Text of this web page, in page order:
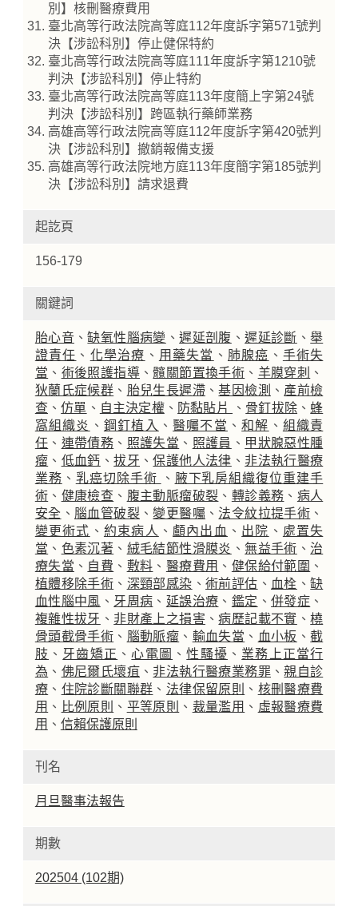
別】核刪醫療費用
臺北高等行政法院高等庭112年度訴字第571號判
決【涉訟科別】停止健保特約
臺北高等行政法院高等庭111年度訴字第1210號
判決【涉訟科別】停止特約
臺北高等行政法院高等庭113年度簡上字第24號
判決【涉訟科別】跨區執行藥師業務
高雄高等行政法院高等庭112年度訴字第420號判
決【涉訟科別】撤銷報備支援
高雄高等行政法院地方庭113年度簡字第185號判
決【涉訟科別】請求退費
起訖頁
156-179
關鍵詞
胎心音 、缺氧性腦病變 、遲延剖腹 、遲延診斷 、舉
證責任 、 化學治療 、 用藥失當 、 肺腺癌 、 手術失
當 、 術後照護指導 、髖關節置換手術 、 羊膜穿刺 、
狄蘭氏症候群 、 胎兒生長遲滯 、基因檢測 、 產前檢
查 、仿單 、 自主決定權、 防黏貼片 、 骨釘拔除 、 蜂
窩組織炎 、 鋼釘植入 、醫囑不當 、和解 、 組織責
任 、 連帶債務 、 照護失當 、 照護員 、 甲狀腺惡性腫
瘤 、 低血鈣 、拔牙 、保護他人法律 、 非法執行醫療
業務 、 乳癌切除手術 、 腋下乳房組織復位重建手
術 、 健康檢查 、 腹主動脈瘤破裂 、 轉診義務 、 病人
安全 、 腦血管破裂 、變更醫囑 、 法令紋拉提手術 、
變更術式 、 約束病人 、 顱內出血 、 出院 、 處置失
當 、 色素沉著 、 絨毛結節性滑膜炎 、無益手術 、 治
療失當 、 自費 、 敷料 、 醫療費用 、 健保給付範圍 、
植體移除手術 、 深頸部感染 、術前評估 、 血栓 、缺
血性腦中風 、 牙周病 、 延誤治療 、 鑑定 、併發症 、
複雜性拔牙 、 非財產上之損害 、病歷記載不實 、橈
骨頭截骨手術 、 腦動脈瘤 、 輸血失當 、 血小板 、截
肢 、 牙齒矯正 、 心電圖 、性騷擾 、 業務上正當行
為 、 佛尼爾氏壞疽 、 非法執行醫療業務罪 、親自診
療 、 住院診斷關聯群 、 法律保留原則 、 核刪醫療費
用 、 比例原則 、 平等原則 、 裁量濫用 、 虛報醫療費
用 、 信賴保護原則
刊名
月旦醫事法報告
期數
202504 (102期)